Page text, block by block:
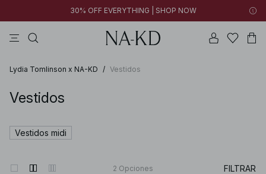
30% OFF EVERYTHING | SHOP NOW
Lydia Tomlinson x NA-KD / Vestidos
Vestidos
Vestidos midi
2 Opciones FILTRAR